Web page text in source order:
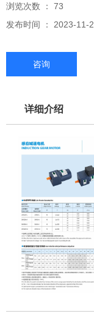
浏览次数 ： 73
发布时间 ： 2023-11-
咨询
详细介绍